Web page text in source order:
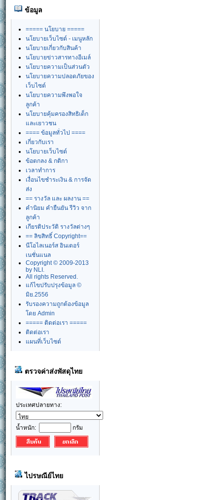
ข้อมูล
===== นโยบาย =====
นโยบายเว็บไซต์ - เมนูหลัก
นโยบายเกี่ยวกับสินค้า
นโยบายข่าวสารทางอีเมล์
นโยบายความเป็นส่วนตัว
นโยบายความปลอดภัยของ
เว็บไซต์
นโยบายความพึงพอใจ
ลูกค้า
นโยบายคุ้มครองสิทธิเด็ก
และเยาวชน
==== ข้อมูลทั่วไป ====
เกี่ยวกับเรา
นโยบายเว็บไซต์
ข้อตกลง & กติกา
เวลาทำการ
เงื่อนไขชำระเงิน & การจัด
ส่ง
== รางวัล และ ผลงาน ==
คำนิยม คำยืนยัน รีวิว จาก
ลูกค้า
เกียรติประวัติ รางวัลต่างๆ
== ลิขสิทธิ์ Copyright==
นีโอไลเนอร์ส อินเตอร์
เนชั่นแนล
Copyright © 2009-2013
by NLI.
All rights Reserved.
แก้ไขปรับปรุงข้อมูล ©
มิย.2556
รับรองความถูกต้องข้อมูล
โดย Admin
===== ติดต่อเรา =====
ติดต่อเรา
แผนที่เว็บไซต์
ตรวจค่าส่งพัสดุไทย
ประเทศปลายทาง:
น้ำหนัก: กรัม
ไปรษณีย์ไทย